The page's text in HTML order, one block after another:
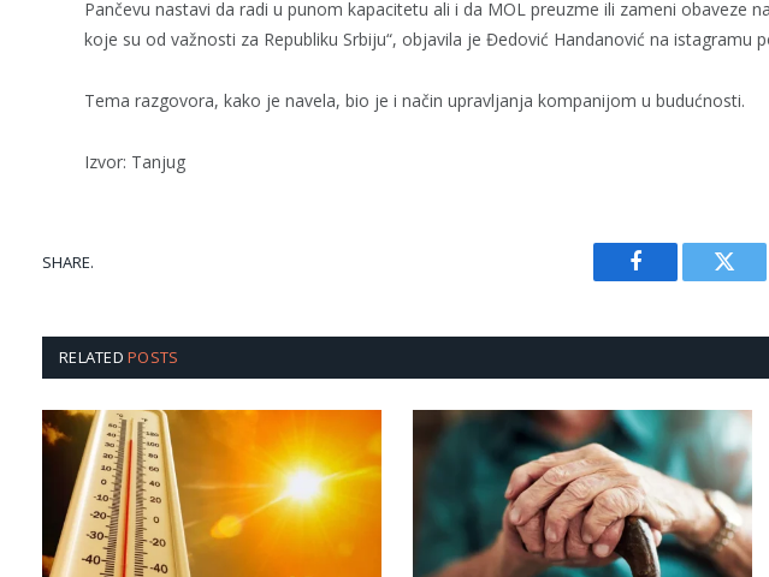
Pančevu nastavi da radi u punom kapacitetu ali i da MOL preuzme ili zameni obaveze
koje su od važnosti za Republiku Srbiju“, objavila je Đedović Handanović na istagramu
Tema razgovora, kako je navela, bio je i način upravljanja kompanijom u budućnosti.
Izvor: Tanjug
SHARE.
Facebook
RELATEDPOSTS